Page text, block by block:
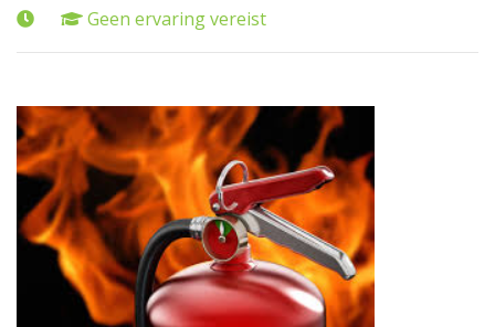
Geen ervaring vereist